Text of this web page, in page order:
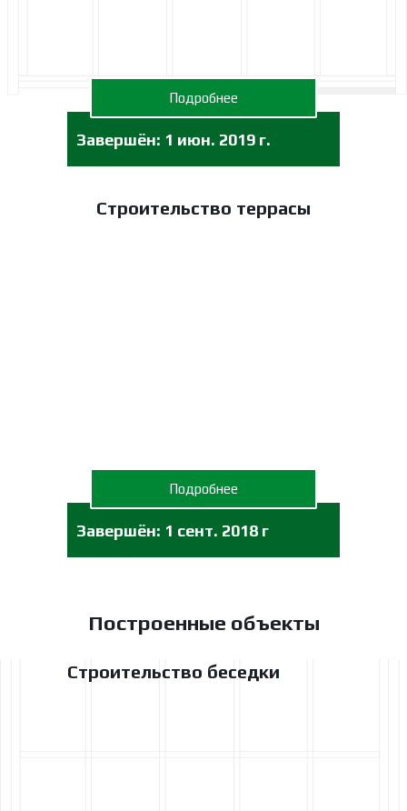
Завершён: 1 июн. 2019 г.
Подробнее
Строительство террасы
Завершён: 1 сент. 2018 г
Подробнее
Построенные объекты
Строительство беседки